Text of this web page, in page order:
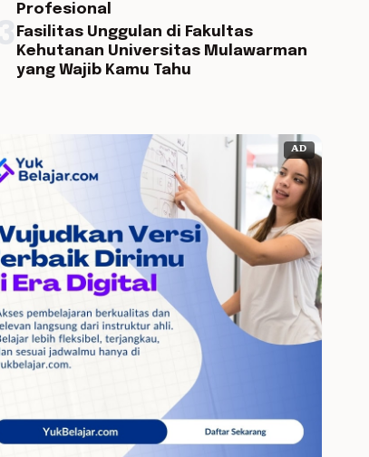
Profesional
Fasilitas Unggulan di Fakultas
Kehutanan Universitas Mulawarman
yang Wajib Kamu Tahu
AD